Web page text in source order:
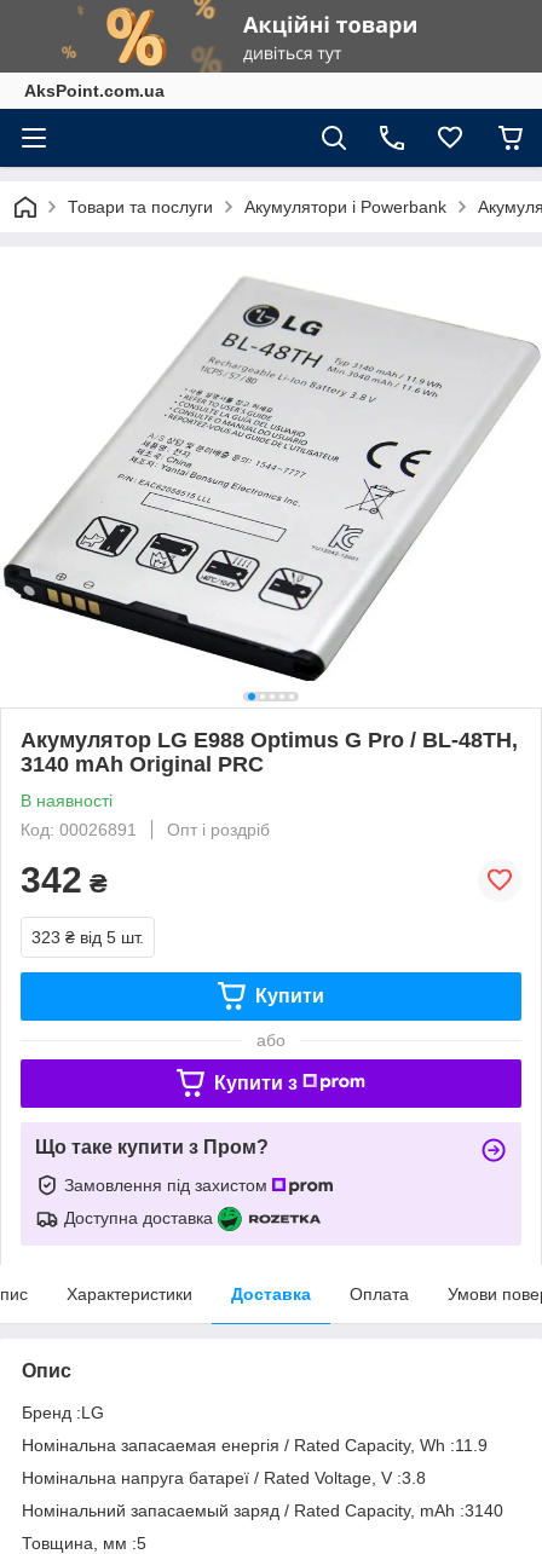
AksPoint.com.ua
Товари та послуги Акумулятори і Powerbank
Акумулятор LG E988 Optimus G Pro / BL-48TH,
3140 mAh Original PRC
В наявності
Код: 00026891
Опт і роздріб
342 ₴
323 ₴ від 5 шт.
Купити
або
Купити з
Що таке купити з Пром?
Замовлення під захистом
Доступна доставка
Характеристики Доставка Оплата Умови
Опис
Бренд :LG
Номінальна запасаемая енергія / Rated Capacity, Wh :11.9
Номінальна напруга батареї / Rated Voltage, V :3.8
Номінальний запасаемый заряд / Rated Capacity, mAh :3140
Товщина, мм :5